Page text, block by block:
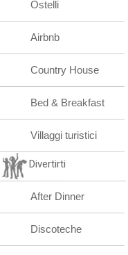
Ostelli
Airbnb
Country House
Bed & Breakfast
Villaggi turistici
Divertirti
After Dinner
Discoteche